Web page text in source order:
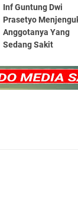
Inf Guntung Dwi
Prasetyo
Anggotanya Yang
Sedang Sakit